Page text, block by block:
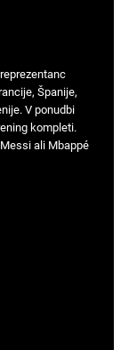
Španije,
V ponudbi
kompleti.
ali Mbappé